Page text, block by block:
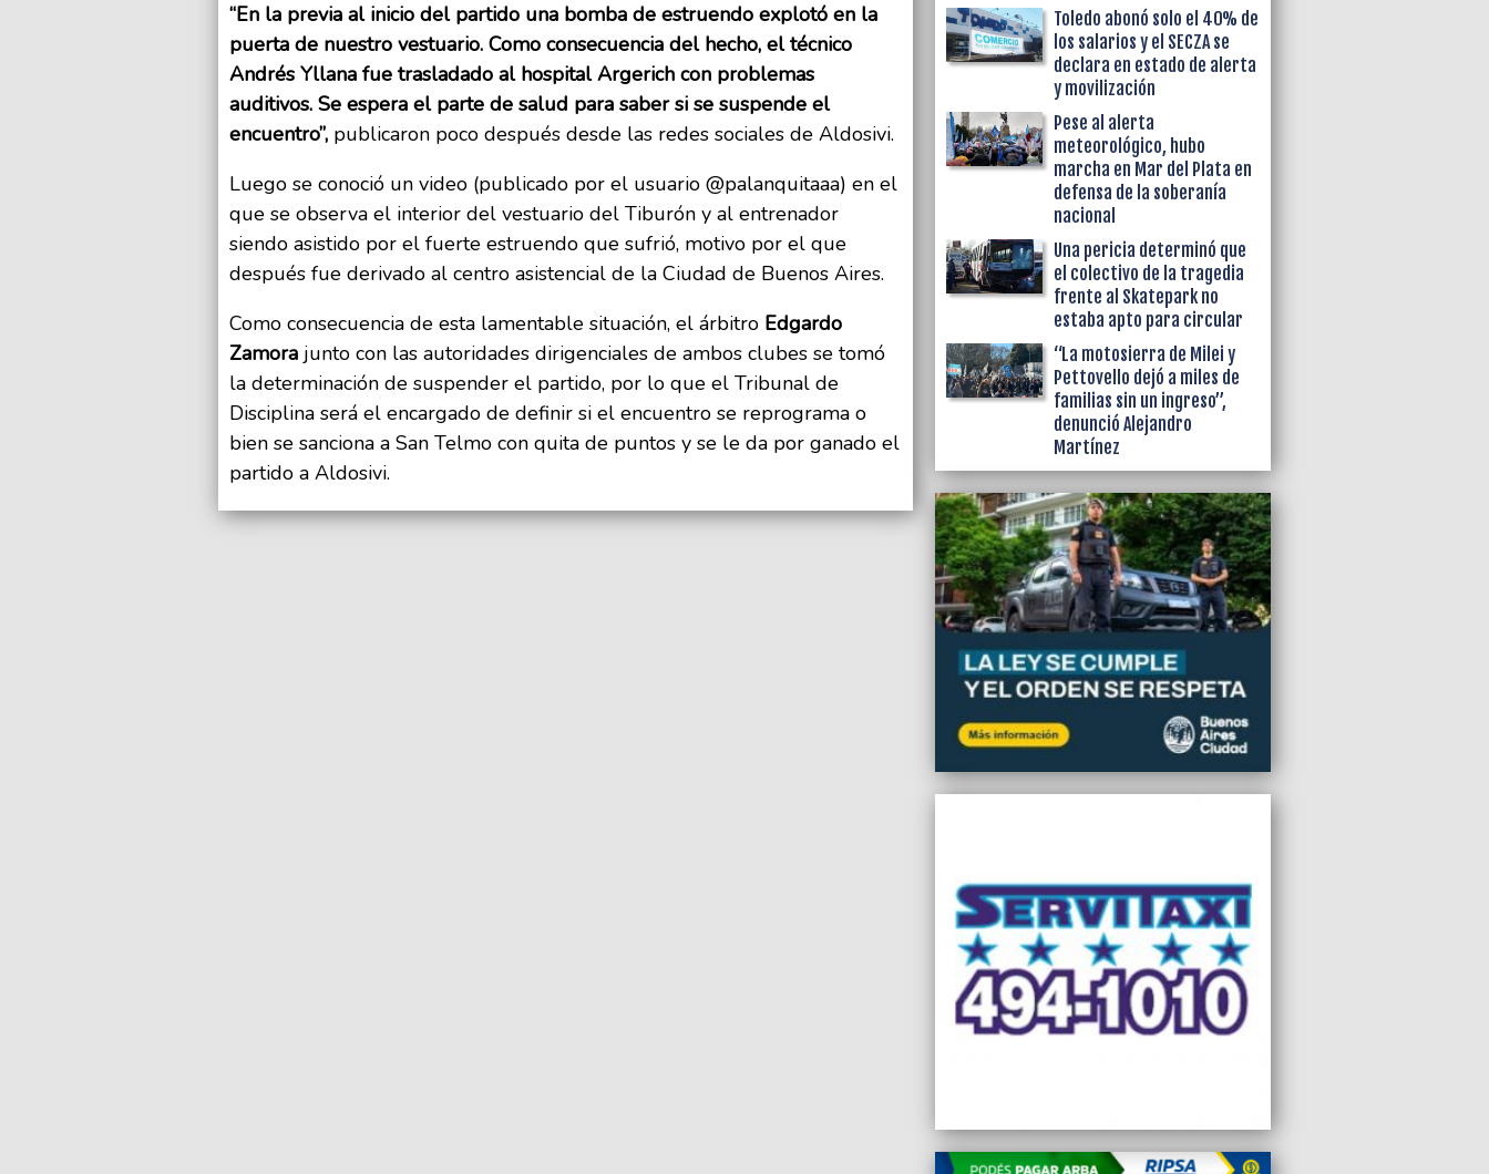
“En la previa al inicio del partido una bomba de estruendo explotó en la
puerta de nuestro vestuario. Como consecuencia del hecho, el técnico
Andrés Yllana fue trasladado al hospital Argerich con problemas
auditivos. Se espera el parte de salud para saber si se suspende el
encuentro”, publicaron poco después desde las redes sociales de Aldosivi.
Luego se conoció un video (publicado por el usuario @palanquitaaa) en el
que se observa el interior del vestuario del Tiburón y al entrenador
siendo asistido por el fuerte estruendo que sufrió, motivo por el que
después fue derivado al centro asistencial de la Ciudad de Buenos Aires.
Como consecuencia de esta lamentable situación, el árbitro Edgardo
Zamora junto con las autoridades dirigenciales de ambos clubes se tomó
la determinación de suspender el partido, por lo que el Tribunal de
Disciplina será el encargado de definir si el encuentro se reprograma o
bien se sanciona a San Telmo con quita de puntos y se le da por ganado el
partido a Aldosivi.
Toledo abonó solo el 40% de
los salarios y el SECZA se
declara en estado de alerta
y movilización
Pese al alerta
meteorológico, hubo
marcha en Mar del Plata en
defensa de la soberanía
nacional
Una pericia determinó que
el colectivo de la tragedia
frente al Skatepark no
estaba apto para circular
“La motosierra de Milei y
Pettovello dejó a miles de
familias sin un ingreso”,
denunció Alejandro
Martínez